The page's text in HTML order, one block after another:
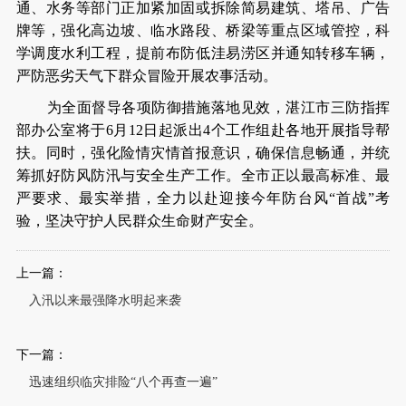
通、水务等部门正加紧加固或拆除简易建筑、塔吊、广告
牌等，强化高边坡、临水路段、桥梁等重点区域管控，科
学调度水利工程，提前布防低洼易涝区并通知转移车辆，
严防恶劣天气下群众冒险开展农事活动。
为全面督导各项防御措施落地见效，湛江市三防指挥
部办公室将于6月12日起派出4个工作组赴各地开展指导帮
扶。同时，强化险情灾情首报意识，确保信息畅通，并统
筹抓好防风防汛与安全生产工作。全市正以最高标准、最
严要求、最实举措，全力以赴迎接今年防台风“首战”考
验，坚决守护人民群众生命财产安全。
上一篇：
入汛以来最强降水明起来袭
下一篇：
迅速组织临灾排险“八个再查一遍”